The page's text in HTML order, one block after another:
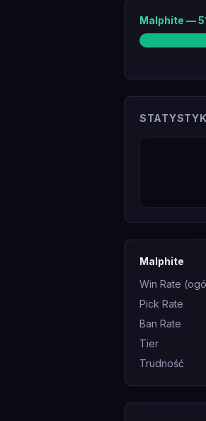
Malphite —
Malphite
Win Rate
Pick Rate
Ban Rate
Tier
Trudność